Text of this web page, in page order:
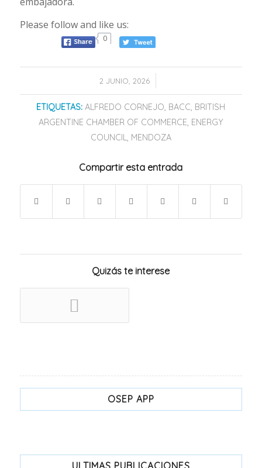
Please follow and like us:
0
2 JUNIO, 2026
/
ETIQUETAS: ALFREDO CORNEJO, BACC, BRITISH
ARGENTINE CHAMBER OF COMMERCE, ENERGY
COUNCIL, MENDOZA
Compartir esta entrada
Quizás te interese
OSEP APP
ULTIMAS PUBLICACIONES